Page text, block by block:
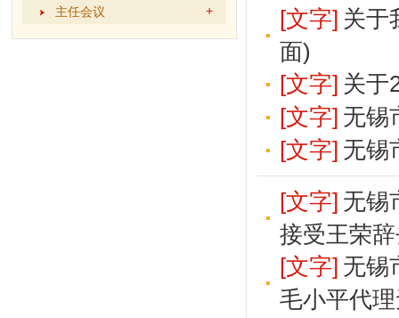
主任会议
[文字] 关于
面)
[文字] 关于
[文字] 无锡
[文字] 无锡
[文字] 无锡
接受王荣
[文字] 无锡
毛小平代